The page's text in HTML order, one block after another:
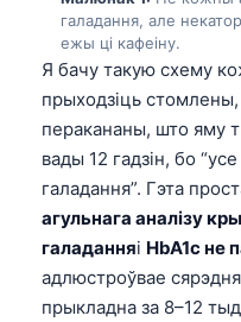
галадання, але
ежы ці кафеіну.
Я бачу такую схему
прыходзіць
перакананы, што яму
вады 12 гадзін, бо
галадання”. Гэта
агульнага аналізу
галаданняі HbA1c не
адлюстроўвае
прыкладна за 8–12